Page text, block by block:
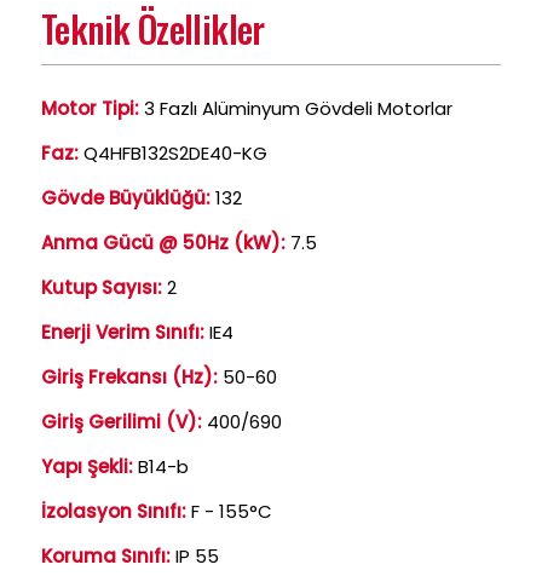
Teknik Özellikler
Motor Tipi:3 Fazlı Alüminyum Gövdeli Motorlar
Faz:Q4HFB132S2DE40-KG
Gövde Büyüklüğü:132
Anma Gücü @ 50Hz (kW): 7.5
Kutup Sayısı:2
Enerji Verim Sınıfı:IE4
Giriş Frekansı (Hz): 50-60
Giriş Gerilimi (V): 400/690
Yapı Şekli:B14-b
İzolasyon Sınıfı:F - 155°C
Koruma Sınıfı:IP 55